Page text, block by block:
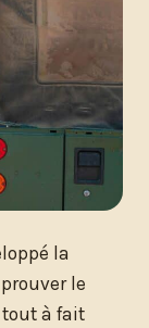
la
le
tout à fait